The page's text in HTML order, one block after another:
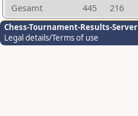
Gesamt
445 216
Chess-Tournament-Results-Server
Legal details/Terms of use